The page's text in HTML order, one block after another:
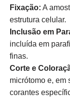
Fixação: A
estrutura celular.
Inclusão em
incluída em
finas.
Corte e
micrótomo e, em
corantes